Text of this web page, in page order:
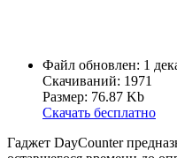
Файл обновлен: 1
Скачиваний: 1971
Размер: 76.87 Kb
Скачать бесплатно
Гаджет DayCounter